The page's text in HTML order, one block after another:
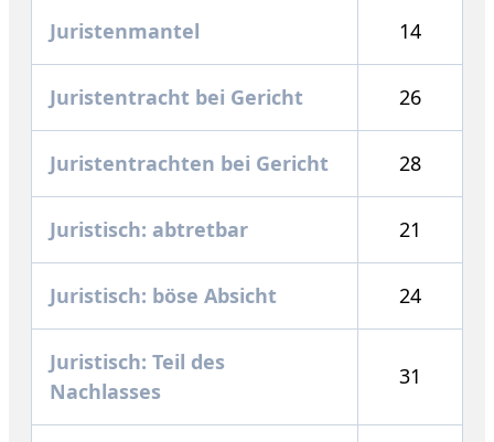
Juristenmantel 14
Juristentracht bei Gericht 26
Juristentrachten bei Gericht 28
Juristisch: abtretbar 21
Juristisch: böse Absicht 24
Juristisch: Teil des
Nachlasses
31